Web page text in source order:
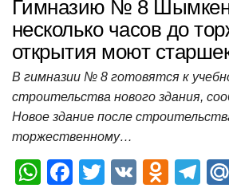
Гимназию № 8
несколько часов до
открытия моют
В гимназии № 8 готовятся к
строительства нового здания,
Новое здание после
торжественному…
W
F
T
V
O
T